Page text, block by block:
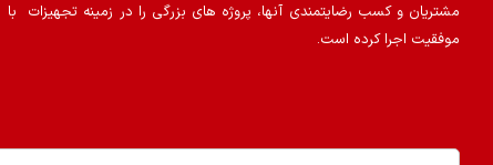
مشتریان و کسب رضایتمندی آنها، پروژه های بزرگی را در زمینه تجهیزات با
موفقیت اجرا کرده است.